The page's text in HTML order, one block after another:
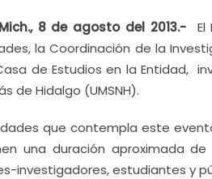
8 de agosto del 2013.-
la Coordinación de la
de Estudios en la Entidad,
de Hidalgo (UMSNH).
que contempla este
una duración aproximada
investigadores, estudiantes y